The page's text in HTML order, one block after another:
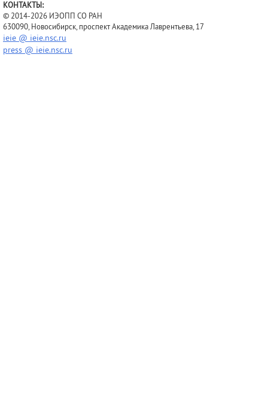
КОНТАКТЫ:
© 2014-2026 ИЭОПП СО РАН
630090, Новосибирск, проспект Академика Лаврентьева, 17
ieie @ ieie.nsc.ru
press @ ieie.nsc.ru